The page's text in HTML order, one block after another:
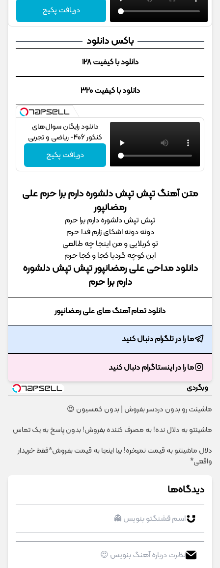
دریافت پکیج
باکس دانلود
دانلود با کیفیت 128
دانلود با کیفیت 320
دانلود رایگان سوال‌های
کنکور 406- ریاضی و تجربی
دریافت پکیج
متن آهنگ تپش تپش دلشوره دارم برا حرم علی
رمضانپور
تپش تپش دلشوره دارم برا حرم
دونه دونه اشکای زارم فدا حرم
تو کربلایی و من اینجا چه طالعی
این کوچه گردیا کجا و کجا حرم
دانلود مداحی علی رمضانپور تپش تپش دلشوره
دارم برا حرم
دانلود تمام آهنگ های علی رمضانپور
ما را در تلگرام دنبال کنید
ما را در اینستاگرام دنبال کنید
وبگردی
ماشینت رو بدون دردسر بفروش | بدون کمسیون 😍
ماشینتو به دلال نده! به مصرف کننده بفروش! بدون پاسخ به یک تماس
دلال ماشینتو به قیمت نمیخره! بیا اینجا به قیمت بفروش*فقط خریدار
واقعی*
دیدگاه‌ها